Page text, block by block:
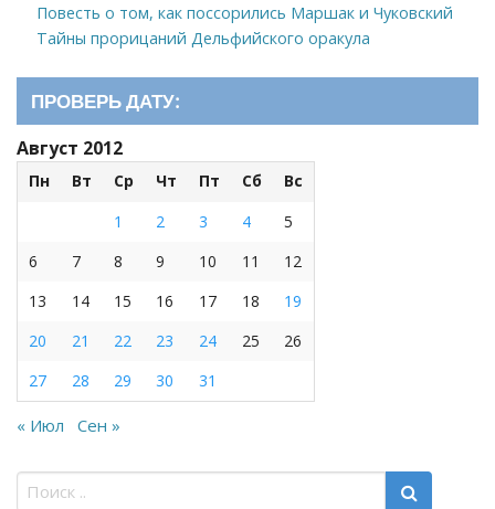
Повесть о том, как поссорились Маршак и Чуковский
Тайны прорицаний Дельфийского оракула
ПРОВЕРЬ ДАТУ:
Август 2012
Пн Вт Ср Чт Пт Сб
Вс
1
2 3 4
5
6
7 8 9 10 11
12
13
14 15 16 17 18
19
20
21 22 23 24 25
26
27
28 29 30 31
« Июл Сен »